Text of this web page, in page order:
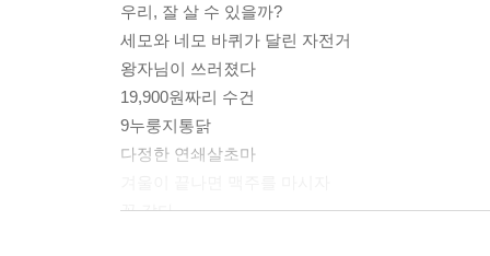
우리, 잘 살 수 있을까?
세모와 네모 바퀴가 달린 자전거
왕자님이 쓰러졌다
19,900원짜리 수건
9누룽지통닭
다정한 연쇄살초마
꽃 같다